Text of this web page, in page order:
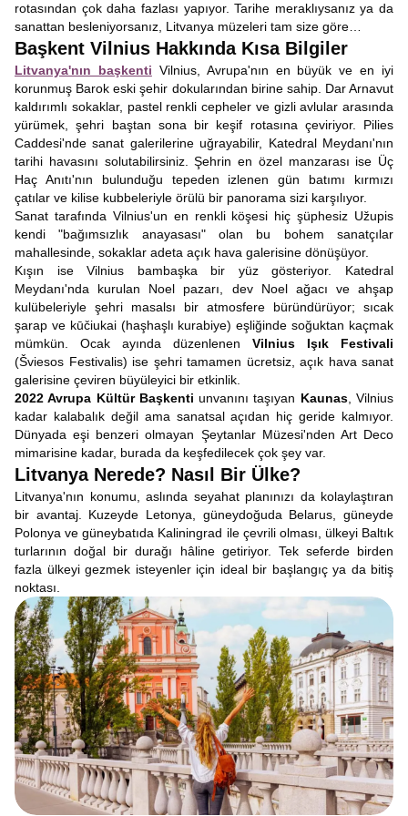
rotasından çok daha fazlası yapıyor. Tarihe meraklıysanız ya da
sanattan besleniyorsanız, Litvanya müzeleri tam size göre…
Başkent Vilnius Hakkında Kısa Bilgiler
Litvanya'nın başkenti Vilnius, Avrupa'nın en büyük ve en iyi
korunmuş Barok eski şehir dokularından birine sahip. Dar Arnavut
kaldırımlı sokaklar, pastel renkli cepheler ve gizli avlular arasında
yürümek, şehri baştan sona bir keşif rotasına çeviriyor. Pilies
Caddesi'nde sanat galerilerine uğrayabilir, Katedral Meydanı'nın
tarihi havasını solutabilirsiniz. Şehrin en özel manzarası ise Üç
Haç Anıtı'nın bulunduğu tepeden izlenen gün batımı kırmızı
çatılar ve kilise kubbeleriyle örülü bir panorama sizi karşılıyor.
Sanat tarafında Vilnius'un en renkli köşesi hiç şüphesiz Užupis
kendi "bağımsızlık anayasası" olan bu bohem sanatçılar
mahallesinde, sokaklar adeta açık hava galerisine dönüşüyor.
Kışın ise Vilnius bambaşka bir yüz gösteriyor. Katedral
Meydanı'nda kurulan Noel pazarı, dev Noel ağacı ve ahşap
kulübeleriyle şehri masalsı bir atmosfere büründürüyor; sıcak
şarap ve kūčiukai (haşhaşlı kurabiye) eşliğinde soğuktan kaçmak
mümkün. Ocak ayında düzenlenen Vilnius Işık Festivali
(Šviesos Festivalis) ise şehri tamamen ücretsiz, açık hava sanat
galerisine çeviren büyüleyici bir etkinlik.
2022 Avrupa Kültür Başkenti unvanını taşıyan Kaunas, Vilnius
kadar kalabalık değil ama sanatsal açıdan hiç geride kalmıyor.
Dünyada eşi benzeri olmayan Şeytanlar Müzesi'nden Art Deco
mimarisine kadar, burada da keşfedilecek çok şey var.
Litvanya Nerede? Nasıl Bir Ülke?
Litvanya'nın konumu, aslında seyahat planınızı da kolaylaştıran
bir avantaj. Kuzeyde Letonya, güneydoğuda Belarus, güneyde
Polonya ve güneybatıda Kaliningrad ile çevrili olması, ülkeyi Baltık
turlarının doğal bir durağı hâline getiriyor. Tek seferde birden
fazla ülkeyi gezmek isteyenler için ideal bir başlangıç ya da bitiş
noktası.